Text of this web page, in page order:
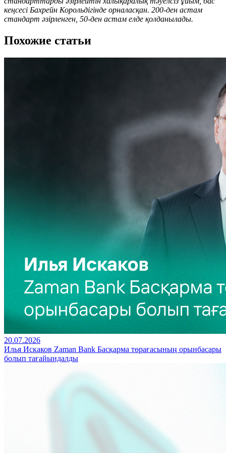
кеңсесі Бахрейн Корольдігінде орналасқан. 200-ден астам
стандарт әзірленген, 50-ден астам елде қолданылады.
Похожие статьи
20.07.2026
Илья Искаков Zaman Bank Басқарма төрағасының орынбасары
болып тағайындалды